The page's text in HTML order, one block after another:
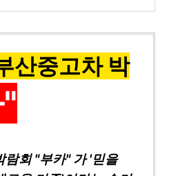
산중고차 박
회 "부카" 가 '믿을